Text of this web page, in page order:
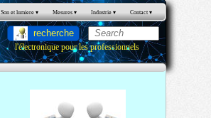
Son et lumiere ▾ Mesures ▾ Industrie ▾ Contact ▾
recherche
l'électronique pour les professionnels